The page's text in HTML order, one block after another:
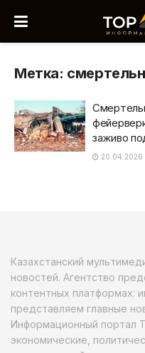
Метка:
заживо
20.04.2026
Казахстанский
новостей. Агентство
контентных платформах:
представляем главные
Информационный портал
экономические,